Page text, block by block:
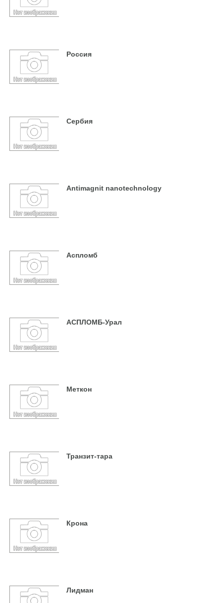
Россия
Сербия
Antimagnit nanotechnology
Аспломб
АСПЛОМБ-Урал
Меткон
Транзит-тара
Крона
Лидман